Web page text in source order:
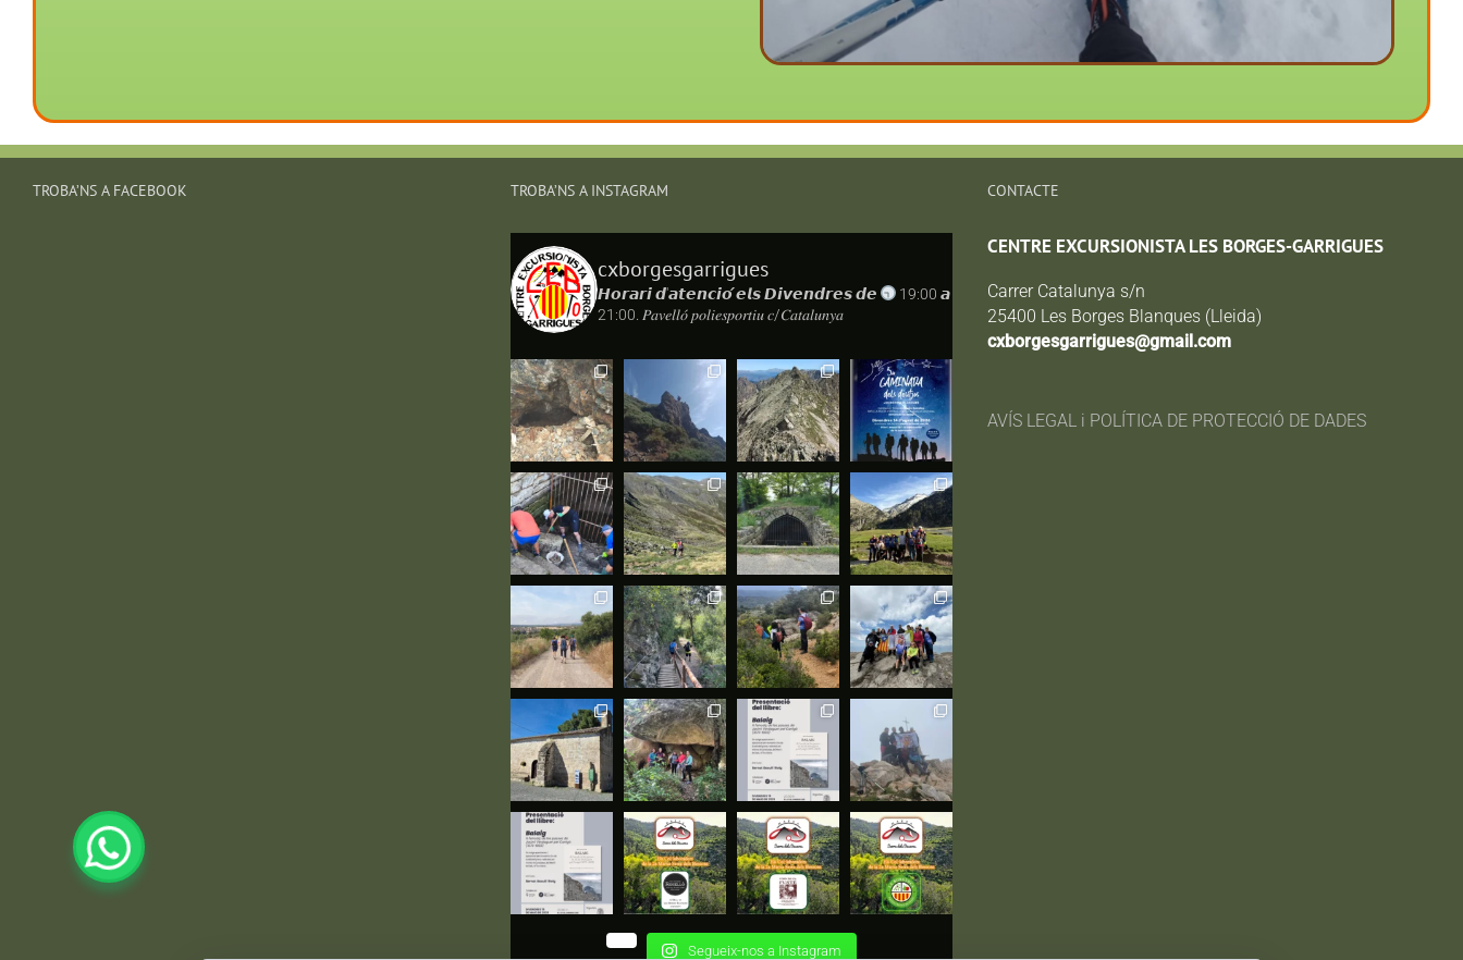
TROBA’NS A FACEBOOK TROBA’NS A INSTAGRAM
cxborgesgarrigues
𝙃𝙤𝙧𝙖𝙧𝙞 𝙙'𝙖𝙩𝙚𝙣𝙘𝙞𝙤́ 𝙚𝙡𝙨 𝘿𝙞𝙫𝙚𝙣𝙙𝙧𝙚𝙨 𝙙𝙚
19:00 𝙖
21:00. 𝑃𝑎𝑣𝑒𝑙𝑙𝑜́ 𝑝𝑜𝑙𝑖𝑒𝑠𝑝𝑜𝑟𝑡𝑖𝑢 𝑐/𝐶𝑎𝑡𝑎𝑙𝑢𝑛𝑦𝑎
Segueix-nos a Instagram
CONTACTE
CENTRE EXCURSIONISTA LES BORGES-GARRIGUES
Carrer Catalunya s/n
25400 Les Borges Blanques (Lleida)
cxborgesgarrigues@gmail.com
AVÍS LEGAL i POLÍTICA DE PROTECCIÓ DE DADES